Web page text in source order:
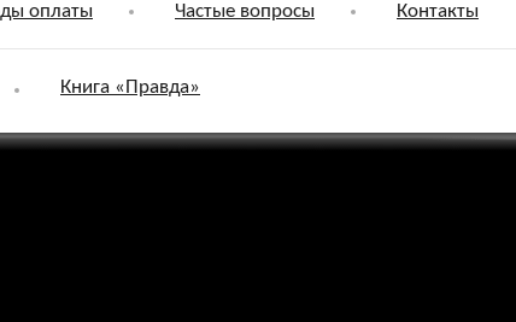
оплаты Частые вопросы Контакты
Книга «Правда»